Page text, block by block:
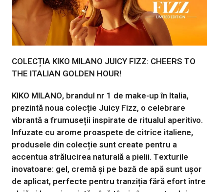
COLECȚIA KIKO MILANO JUICY FIZZ: CHEERS TO
THE ITALIAN GOLDEN HOUR!
KIKO MILANO, brandul nr 1 de make-up în Italia,
prezintă noua colecție Juicy Fizz, o celebrare
vibrantă a frumuseții inspirate de ritualul aperitivo.
Infuzate cu arome proaspete de citrice italiene,
produsele din colecție sunt create pentru a
accentua strălucirea naturală a pielii. Texturile
inovatoare: gel, cremă și pe bază de apă sunt ușor
de aplicat, perfecte pentru tranziția fără efort între